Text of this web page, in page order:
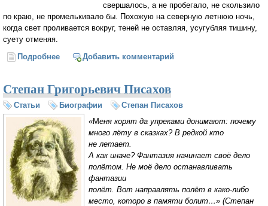
свершалось, а не пробегало, не скользило
по краю, не промелькивало бы. Похожую на северную летнюю ночь,
когда свет проливается вокруг, теней не оставляя, усугубляя тишину,
суету отменяя.
Подробнее о «Там теряется мысль о благах обычных…»
Добавить комментарий
Степан Григорьевич Писахов
Статьи Биографии
Степан Писахов
«Меня корят да упреками донимают: почему
много лёту в сказках? В редкой кто
не летает.
А как иначе? Фантазия начинает своё дело
полётом. Не моё дело останавливать
фантазии
полёт. Вот направлять полёт в како-либо
место, которо в памяти болит…» (Степан